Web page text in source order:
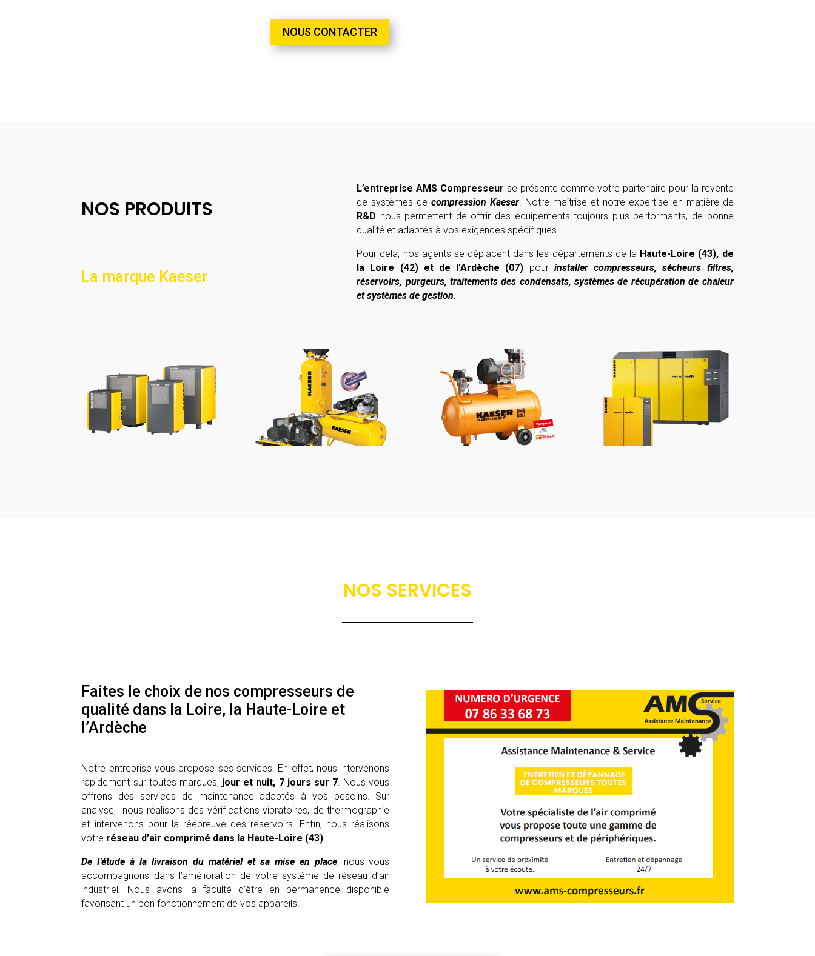
NOUS CONTACTER
NOS PRODUITS
La marque Kaeser
L’entreprise AMS Compresseur se présente comme votre partenaire pour la revente
de systèmes decompression Kaeser . Notre maîtrise et notre expertise en matière de
R&D nous permettent de offrir des équipements toujours plus performants, de bonne
qualité et adaptés à vos exigences spécifiques.
Pour cela, nos agents se déplacent dans les départements de la Haute-Loire (43), de
la Loire (42) et de l’Ardèche (07) pour installer compresseurs, sécheurs filtres,
réservoirs, purgeurs, traitements des condensats, systèmes de récupération de chaleur
et systèmes de gestion.
NOS SERVICES
Faites le choix de nos compresseurs de
qualité dans la Loire, la Haute-Loire et
l’Ardèche
Notre entreprise vous propose ses services. En effet, nous intervenons
rapidement sur toutes marques, jour et nuit, 7 jours sur 7. Nous vous
offrons des services de maintenance adaptés à vos besoins. Sur
analyse, nous réalisons des vérifications vibratoires, de thermographie
et intervenons pour la réépreuve des réservoirs. Enfin, nous réalisons
votre réseau d’air comprimé dans la Haute-Loire (43).
De l’étude à la livraison du matériel et sa mise en place, nous vous
accompagnons dans l’amélioration de votre système de réseau d’air
industriel. Nous avons la faculté d’être en permanence disponible
favorisant un bon fonctionnement de vos appareils.